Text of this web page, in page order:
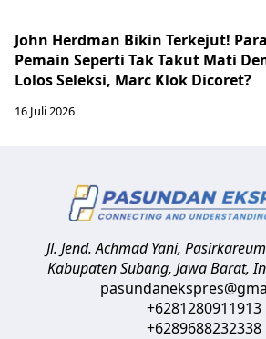
John Herdman Bikin Terkejut! Para
Pemain Seperti Tak Takut Mati
Lolos Seleksi, Marc Klok Dicoret?
16 Juli 2026
Jl. Jend. Achmad Yani,
Kabupaten Subang, Jawa Barat,
+6281280911913
+6289688232338